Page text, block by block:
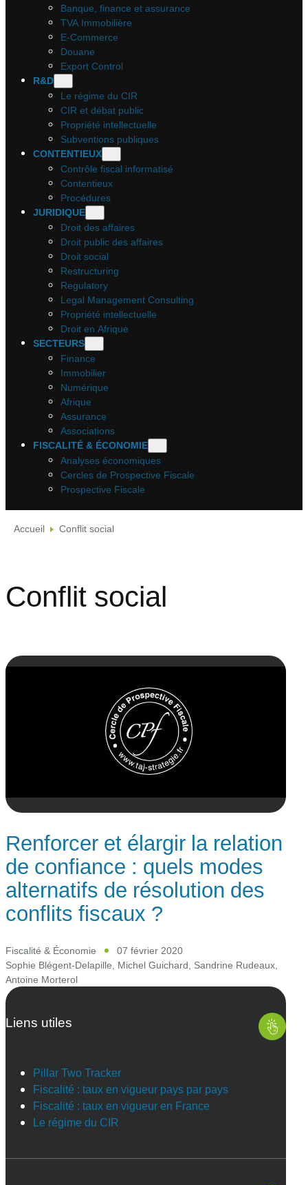
Banque, finance et assurance
TVA Immobilière
E-Commerce
Douane
Export Control
R&D
Le régime du CIR
CIR et débat public
Propriété intellectuelle
Subventions publiques
CONTENTIEUX
Contrôle fiscal informatisé
Contentieux
Procédures
JURIDIQUE
Droit des affaires
Droit public des affaires
Droit social
Restructuring
Regulatory
Legal Management Consulting
Propriété intellectuelle
Droit en Afrique
SECTEURS
Finance
Immobilier
Numérique
Afrique
Assurance
Associations
FISCALITÉ & ÉCONOMIE
Analyses économiques
Cercles de Prospective Fiscale
Prospective Fiscale
Accueil Conflit social
Conflit social
Renforcer et élargir la relation
de confiance : quels modes
alternatifs de résolution des
conflits fiscaux ?
Fiscalité & Économie
07 février 2020
Sophie Blégent-Delapille Michel Guichard Sandrine Rudeaux
Antoine Morterol
Liens utiles
Pillar Two Tracker
Fiscalité : taux en vigueur pays par pays
Fiscalité : taux en vigueur en France
Le régime du CIR